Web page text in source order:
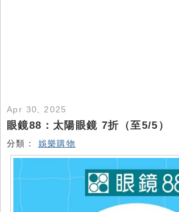
Apr 30, 2025
眼鏡88：太陽眼鏡 7折（至5/5）
分類： 娛樂購物